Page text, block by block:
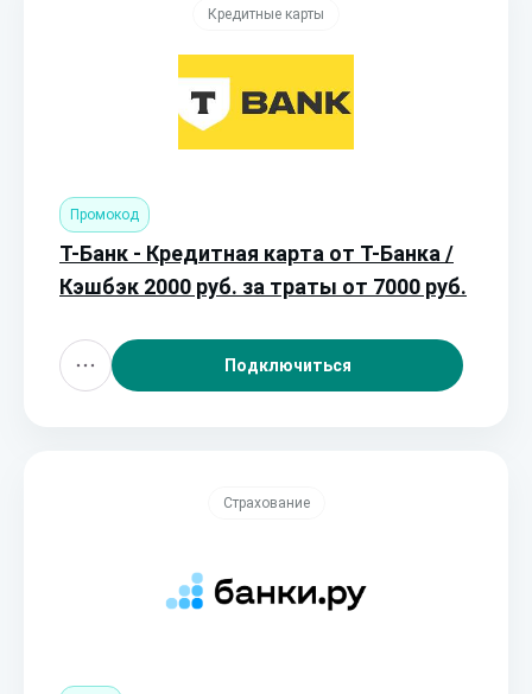
Кредитные карты
Промокод
Т-Банк - Кредитная карта от Т-Банка /
Кэшбэк 2000 руб. за траты от 7000 руб.
Подключиться
Страхование